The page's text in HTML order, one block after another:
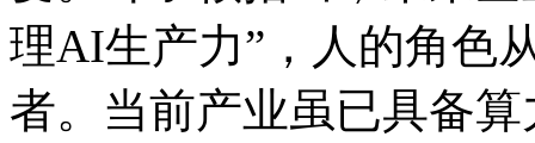
理AI生产力”，人的角色
者。当前产业虽已具备